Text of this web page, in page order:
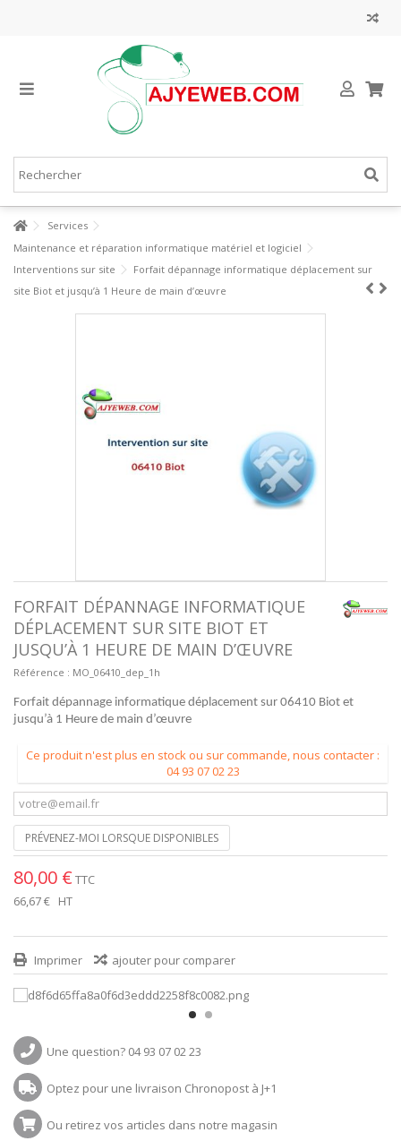
Services
Maintenance et réparation informatique matériel et logiciel
Interventions sur site
Forfait dépannage informatique déplacement sur
site Biot et jusqu’à 1 Heure de main d’œuvre
FORFAIT DÉPANNAGE INFORMATIQUE
DÉPLACEMENT SUR SITE BIOT ET
JUSQU’À 1 HEURE DE MAIN D’ŒUVRE
Référence : MO_06410_dep_1h
Forfait dépannage informatique déplacement sur 06410 Biot et
jusqu’à 1 Heure de main d’œuvre
Ce produit n'est plus en stock ou sur commande, nous contacter :
04 93 07 02 23
PRÉVENEZ-MOI LORSQUE DISPONIBLES
80,00 € TTC
66,67 € HT
Imprimer ajouter pour comparer
Une question? 04 93 07 02 23
Optez pour une livraison Chronopost à J+1
Ou retirez vos articles dans notre magasin